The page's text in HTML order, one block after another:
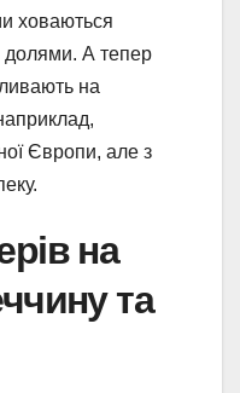
ховаються
долями. А тепер
на
Європи, але з
на
та